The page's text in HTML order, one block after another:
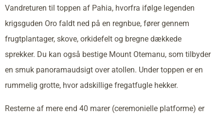
Vandreturen til toppen af Pahia, hvorfra ifølge legenden
krigsguden Oro faldt ned på en regnbue, fører gennem
frugtplantager, skove, orkidefelt og bregne dækkede
sprekker. Du kan også bestige Mount Otemanu, som tilbyder
en smuk panoramaudsigt over atollen. Under toppen er en
rummelig grotte, hvor adskillige fregatfugle hekker.
Resterne af mere end 40 marer (ceremonielle platforme) er